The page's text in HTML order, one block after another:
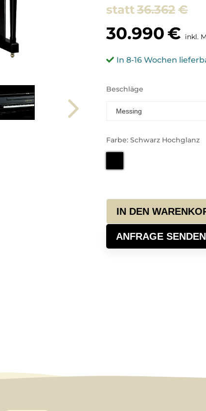
36.362 €
30.990€ inkl.
In 8-16 Wochen
Beschläge
Farbe: Schwarz Hochglanz
IN DEN
ANFRAGE SENDEN